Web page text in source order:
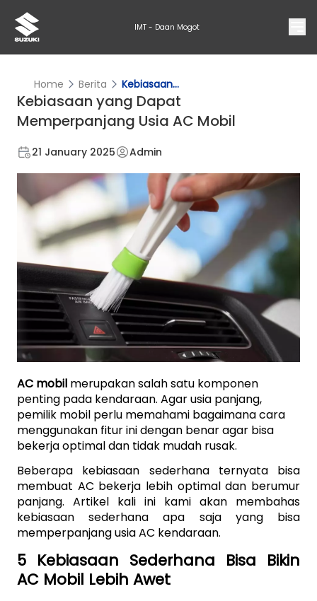
IMT - Daan Mogot
Home Berita Kebiasaan...
Kebiasaan yang Dapat
Memperpanjang Usia AC Mobil
21 January 2025 Admin
AC mobil merupakan salah satu komponen
penting pada kendaraan. Agar usia panjang,
pemilik mobil perlu memahami bagaimana cara
menggunakan fitur ini dengan benar agar bisa
bekerja optimal dan tidak mudah rusak.
Beberapa kebiasaan sederhana ternyata bisa
membuat AC bekerja lebih optimal dan berumur
panjang. Artikel kali ini kami akan membahas
kebiasaan sederhana apa saja yang bisa
memperpanjang usia AC kendaraan.
5 Kebiasaan Sederhana Bisa Bikin
AC Mobil Lebih Awet